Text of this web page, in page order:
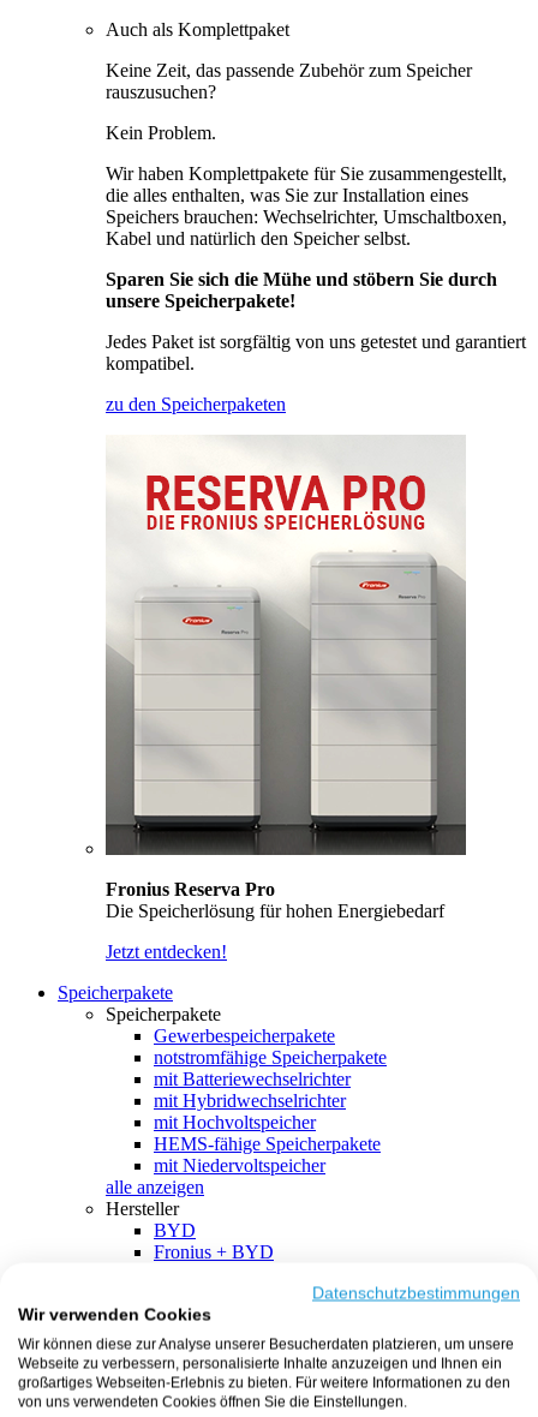
Auch als Komplettpaket
Keine Zeit, das passende Zubehör zum Speicher
rauszusuchen?
Kein Problem.
Wir haben Komplettpakete für Sie zusammengestellt,
die alles enthalten, was Sie zur Installation eines
Speichers brauchen: Wechselrichter, Umschaltboxen,
Kabel und natürlich den Speicher selbst.
Sparen Sie sich die Mühe und stöbern Sie durch
unsere Speicherpakete!
Jedes Paket ist sorgfältig von uns getestet und garantiert
kompatibel.
zu den Speicherpaketen
Fronius Reserva Pro
Die Speicherlösung für hohen Energiebedarf
Jetzt entdecken!
Speicherpakete
Speicherpakete
Gewerbespeicherpakete
notstromfähige Speicherpakete
mit Batteriewechselrichter
mit Hybridwechselrichter
mit Hochvoltspeicher
HEMS-fähige Speicherpakete
mit Niedervoltspeicher
alle anzeigen
Hersteller
BYD
Fronius + BYD
SMA + BYD
EcoFlow
EcoFlow + EcoFlow
FENECON
FENECON + FENECON
Datenschutzbestimmungen
Wir verwenden Cookies
Wir können diese zur Analyse unserer Besucherdaten platzieren, um unsere
Webseite zu verbessern, personalisierte Inhalte anzuzeigen und Ihnen ein
großartiges Webseiten-Erlebnis zu bieten. Für weitere Informationen zu den
von uns verwendeten Cookies öffnen Sie die Einstellungen.